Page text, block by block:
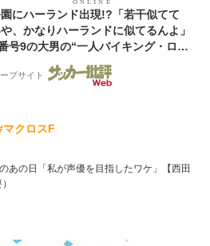
にハーランド出現!?「若干似てて
、かなりハーランドに似てるんよ」
号9の大男の“一人バイキング・ロ
話題!「元気をもらった」
プサイト
マクロスF
あの日「私が声優を目指したワケ」【西田